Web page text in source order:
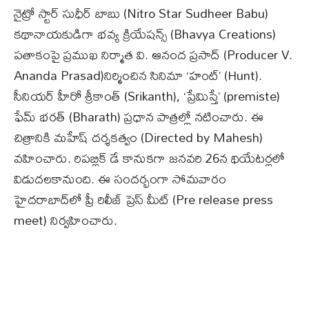
నైట్రో స్టార్ సుధీర్ బాబు (Nitro Star Sudheer Babu)
కథానాయకుడిగా భవ్య క్రియేషన్స్ (Bhavya Creations)
పతాకంపై ప్రముఖ నిర్మాత వి. ఆనంద ప్రసాద్ (Producer V.
Ananda Prasad)నిర్మించిన సినిమా ‘హంట్’ (Hunt).
సీనియర్ హీరో శ్రీకాంత్ (Srikanth), ‘ప్రేమిస్తే’ (premiste)
ఫేమ్ భరత్ (Bharath) ప్రధాన పాత్రల్లో నటించారు. ఈ
చిత్రానికి మహేష్‌ దర్శకత్వం (Directed by Mahesh)
వహించారు. రిపబ్లిక్ డే కానుకగా జనవరి 26న థియేటర్లలో
విడుదలకానుంది. ఈ సందర్భంగా సోమవారం
హైదరాబాద్‌లో ప్రీ రిలీజ్ ప్రెస్ మీట్ (Pre release press
meet) నిర్వహించారు.